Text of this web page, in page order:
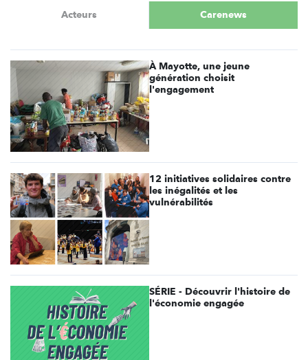
Acteurs Carenews
À Mayotte, une jeune
génération choisit
l'engagement
12 initiatives solidaires contre
les inégalités et les
vulnérabilités
SÉRIE - Découvrir l'histoire de
l'économie engagée